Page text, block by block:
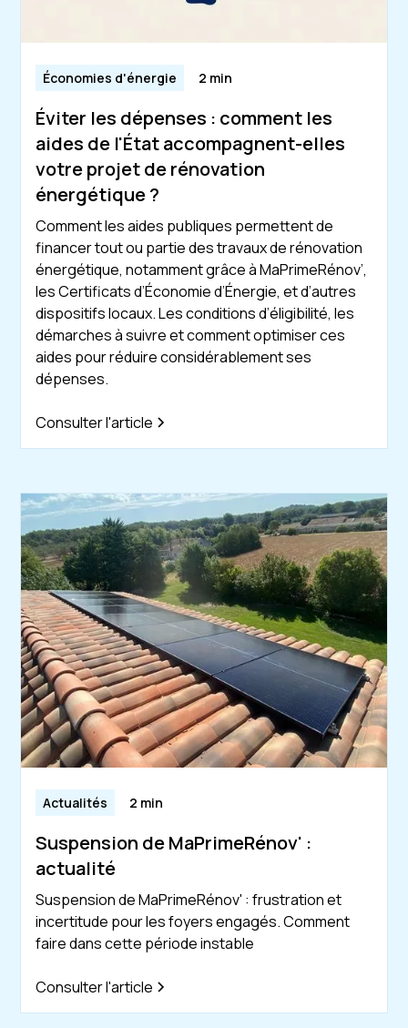
Économies d'énergie 2 min
Éviter les dépenses : comment les
aides de l'État accompagnent-elles
votre projet de rénovation
énergétique ?
Comment les aides publiques permettent de
financer tout ou partie des travaux de rénovation
énergétique, notamment grâce à MaPrimeRénov’,
les Certificats d’Économie d’Énergie, et d’autres
dispositifs locaux. Les conditions d’éligibilité, les
démarches à suivre et comment optimiser ces
aides pour réduire considérablement ses
dépenses.
Consulter l'article
Actualités 2 min
Suspension de MaPrimeRénov' :
actualité
Suspension de MaPrimeRénov' : frustration et
incertitude pour les foyers engagés. Comment
faire dans cette période instable
Consulter l'article